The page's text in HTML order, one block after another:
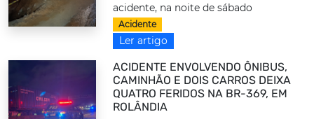
acidente, na noite de sábado
Acidente
Ler artigo
ACIDENTE ENVOLVENDO ÔNIBUS,
CAMINHÃO E DOIS CARROS DEIXA
QUATRO FERIDOS NA BR-369, EM
ROLÂNDIA